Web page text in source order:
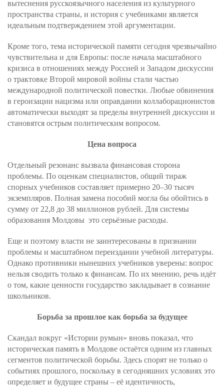
вытеснения русскоязычного населения из культурного
пространства страны, и история с учебниками является
идеальным подтверждением этой аргументации.
Кроме того, тема исторической памяти сегодня чрезвычайно
чувствительна и для Европы: после начала масштабного
кризиса в отношениях между Россией и Западом дискуссии
о трактовке Второй мировой войны стали частью
международной политической повестки. Любые обвинения
в героизации нацизма или оправдании коллаборационистов
автоматически выходят за пределы внутренней дискуссии и
становятся острым политическим вопросом.
Цена вопроса
Отдельный резонанс вызвала финансовая сторона
проблемы. По оценкам специалистов, общий тираж
спорных учебников составляет примерно 20–30 тысяч
экземпляров. Полная замена пособий могла бы обойтись в
сумму от 22,8 до 38 миллионов рублей. Для системы
образования Молдовы это серьёзные расходы.
Еще и поэтому власти не заинтересованы в признании
проблемы и масштабном переиздании учебной литературы.
Однако противники нынешних учебников уверены: вопрос
нельзя сводить только к финансам. По их мнению, речь идёт
о том, какие ценности государство закладывает в сознание
школьников.
Борьба за прошлое как борьба за будущее
Скандал вокруг «Истории румын» вновь показал, что
историческая память в Молдове остаётся одним из главных
сегментов политической борьбы. Здесь спорят не только о
событиях прошлого, поскольку в сегодняшних условиях это
определяет и будущее страны – её идентичность,